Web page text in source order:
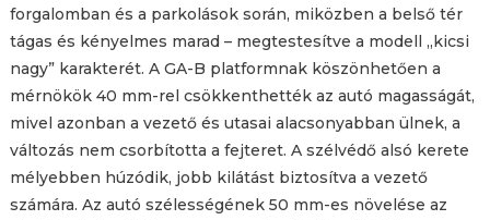
forgalomban és a parkolások során, miközben a belső tér
tágas és kényelmes marad – megtestesítve a modell „kicsi
nagy” karakterét. A GA-B platformnak köszönhetően a
mérnökök 40 mm-rel csökkenthették az autó magasságát,
mivel azonban a vezető és utasai alacsonyabban ülnek, a
változás nem csorbította a fejteret. A szélvédő alsó kerete
mélyebben húzódik, jobb kilátást biztosítva a vezető
számára. Az autó szélességének 50 mm-es növelése az